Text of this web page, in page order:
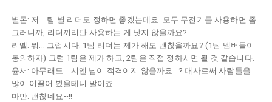
별몬: 저... 팀 별 리더도 정하면 좋겠는데요. 모두 무전기를 사용하면 좀
그러니까, 리더끼리만 사용하는 게 낫지 않을까요?
리옐: 뭐... 그럽시다. 1팀 리더는 제가 해도 괜찮을까요? (1팀 멤버들이
동의하자) 그럼 1팀은 제가 하고, 2팀은 직접 정하시면 될 것 같습니다.
윤서: 아무래도... 시엔 님이 적격이지 않을까요...? 대사로써 사람들을
많이 이끌어 봤을테니 말이죠..
마만: 괜찮네요~!!